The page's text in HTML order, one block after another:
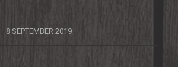
8 SEPTEMBER 2019
/